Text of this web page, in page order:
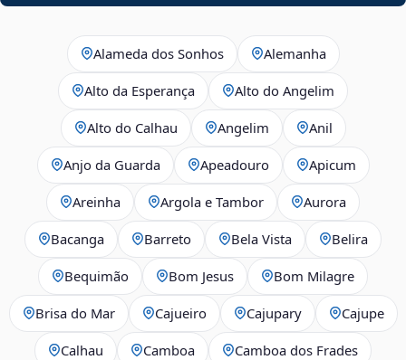
Alameda dos Sonhos Alemanha
Alto da Esperança Alto do Angelim
Alto do Calhau Angelim Anil
Anjo da Guarda Apeadouro Apicum
Areinha Argola e Tambor Aurora
Bacanga Barreto Bela Vista Belira
Bequimão Bom Jesus Bom Milagre
Brisa do Mar Cajueiro Cajupary Cajupe
Calhau Camboa Camboa dos Frades